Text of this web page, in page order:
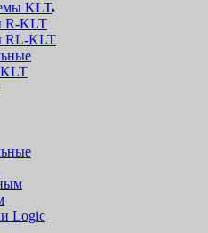
KLT
R-KLT
RL-KLT